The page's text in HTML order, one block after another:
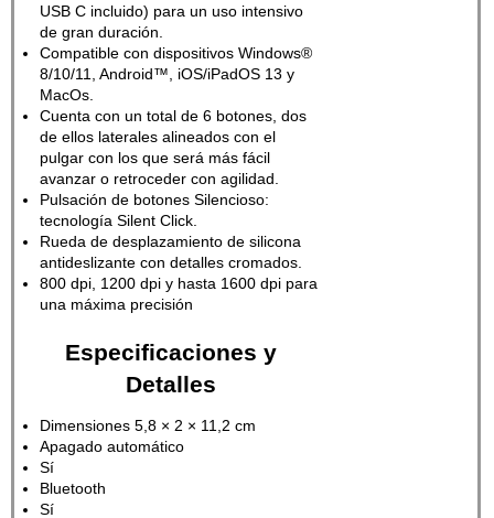
USB C incluido) para un uso intensivo
de gran duración.
Compatible con dispositivos Windows®
8/10/11, Android™, iOS/iPadOS 13 y
MacOs.
Cuenta con un total de 6 botones, dos
de ellos laterales alineados con el
pulgar con los que será más fácil
avanzar o retroceder con agilidad.
Pulsación de botones Silencioso:
tecnología Silent Click.
Rueda de desplazamiento de silicona
antideslizante con detalles cromados.
800 dpi, 1200 dpi y hasta 1600 dpi para
una máxima precisión
Especificaciones y
Detalles
Dimensiones 5,8 × 2 × 11,2 cm
Apagado automático
Sí
Bluetooth
Sí